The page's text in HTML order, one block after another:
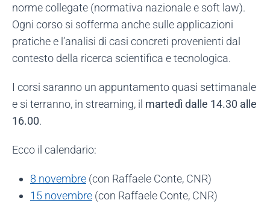
norme collegate (normativa nazionale e soft law).
Ogni corso si sofferma anche sulle applicazioni
pratiche e l’analisi di casi concreti provenienti dal
contesto della ricerca scientifica e tecnologica.
I corsi saranno un appuntamento quasi settimanale
e si terranno, in streaming, il martedì dalle 14.30 alle
16.00.
Ecco il calendario:
8 novembre (con Raffaele Conte, CNR)
15 novembre (con Raffaele Conte, CNR)